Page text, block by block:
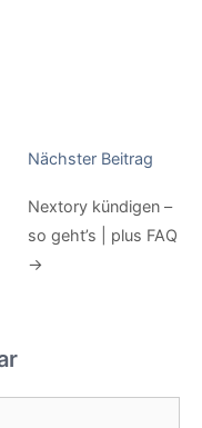
Nächster Beitrag
Nextory kündigen –
so geht’s | plus FAQ
→